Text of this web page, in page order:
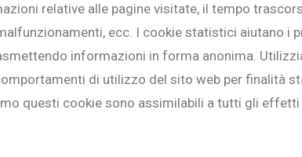
relative alle pagine visitate, il tempo
ecc. I cookie statistici aiutano
informazioni in forma anonima.
di utilizzo del sito web per finalità
questi cookie sono assimilabili a tutti gli